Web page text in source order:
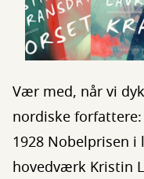
Vær med, når vi
nordiske
1928 Nobelprisen
hovedværk Kristin